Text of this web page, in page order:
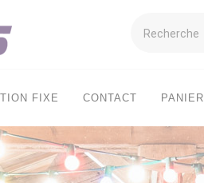
FIXE CONTACT PANIER